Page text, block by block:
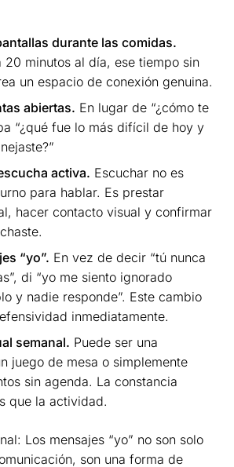
durante las comidas.
20 minutos al día, ese tiempo sin
un espacio de conexión genuina.
abiertas. En lugar de “¿cómo te
“¿qué fue lo más difícil de hoy y
activa. Escuchar no es
para hablar. Es prestar
hacer contacto visual y confirmar
“yo”. En vez de decir “tú nunca
di “yo me siento ignorado
y nadie responde”. Este cambio
inmediatamente.
semanal. Puede ser una
juego de mesa o simplemente
sin agenda. La constancia
que la actividad.
Los mensajes “yo” no son solo
son una forma de